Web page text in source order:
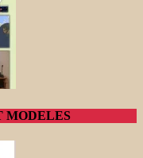
MODELES